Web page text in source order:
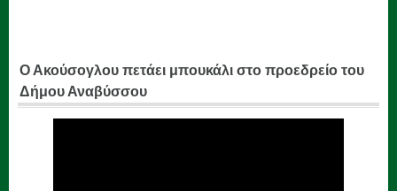
Ο Ακούσογλου πετάει μπουκάλι στο προεδρείο του
Δήμου Αναβύσσου